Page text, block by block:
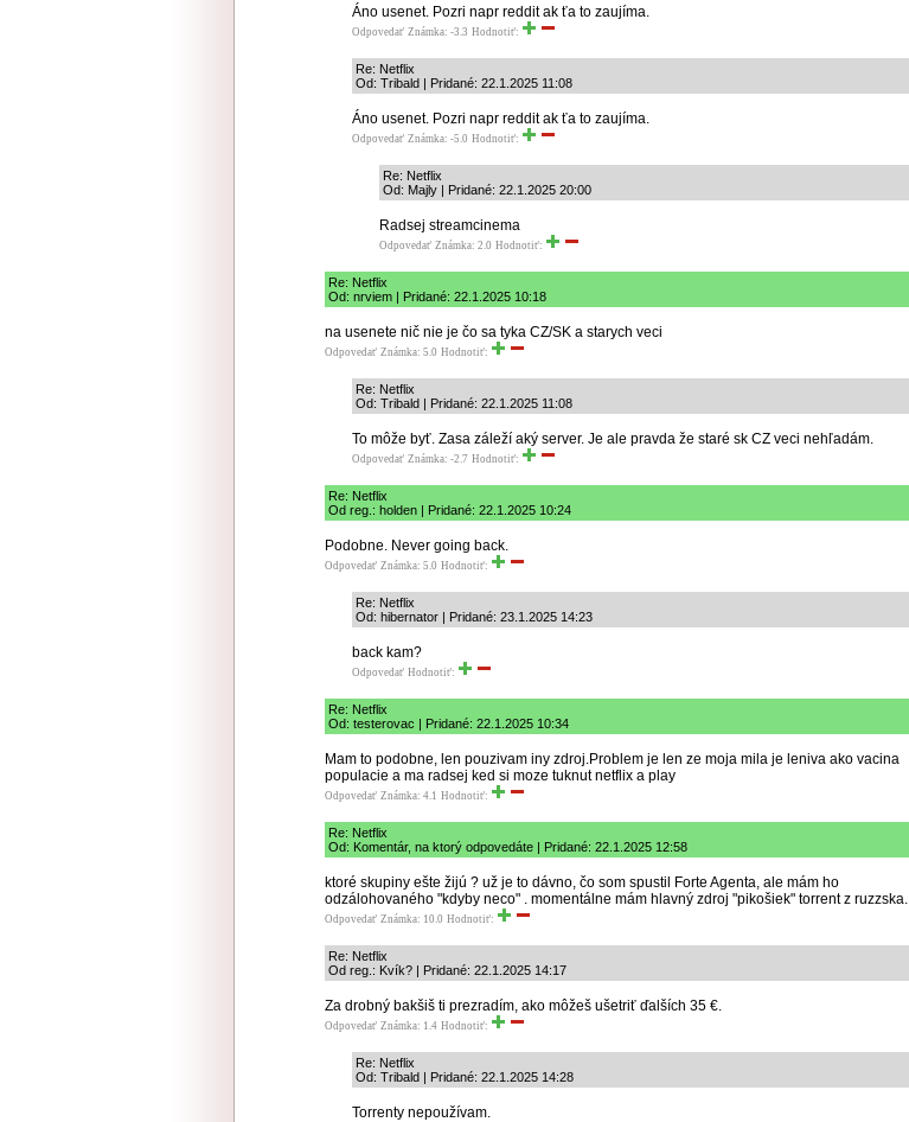
Áno usenet. Pozri napr reddit ak ťa to zaujíma.
Odpovedať Známka: -3.3 Hodnotiť:
Re: Netflix
Od: Tribald | Pridané: 22.1.2025 11:08
Áno usenet. Pozri napr reddit ak ťa to zaujíma.
Odpovedať Známka: -5.0 Hodnotiť:
Re: Netflix
Od: Majly | Pridané: 22.1.2025 20:00
Radsej streamcinema
Odpovedať Známka: 2.0 Hodnotiť:
Re: Netflix
Od: nrviem | Pridané: 22.1.2025 10:18
na usenete nič nie je čo sa tyka CZ/SK a starych veci
Odpovedať Známka: 5.0 Hodnotiť:
Re: Netflix
Od: Tribald | Pridané: 22.1.2025 11:08
To môže byť. Zasa záleží aký server. Je ale pravda že staré sk CZ veci nehľadám.
Odpovedať Známka: -2.7 Hodnotiť:
Re: Netflix
Od reg.: holden | Pridané: 22.1.2025 10:24
Podobne. Never going back.
Odpovedať Známka: 5.0 Hodnotiť:
Re: Netflix
Od: hibernator | Pridané: 23.1.2025 14:23
back kam?
Odpovedať Hodnotiť:
Re: Netflix
Od: testerovac | Pridané: 22.1.2025 10:34
Mam to podobne, len pouzivam iny zdroj.Problem je len ze moja mila je leniva ako vacina
populacie a ma radsej ked si moze tuknut netflix a play
Odpovedať Známka: 4.1 Hodnotiť:
Re: Netflix
Od: Komentár, na ktorý odpovedáte | Pridané: 22.1.2025 12:58
ktoré skupiny ešte žijú ? už je to dávno, čo som spustil Forte Agenta, ale mám ho
odzálohovaného "kdyby neco" . momentálne mám hlavný zdroj "pikošiek" torrent z ruzzska.
Odpovedať Známka: 10.0 Hodnotiť:
Re: Netflix
Od reg.: Kvík? | Pridané: 22.1.2025 14:17
Za drobný bakšiš ti prezradím, ako môžeš ušetriť ďalších 35 €.
Odpovedať Známka: 1.4 Hodnotiť:
Re: Netflix
Od: Tribald | Pridané: 22.1.2025 14:28
Torrenty nepoužívam.